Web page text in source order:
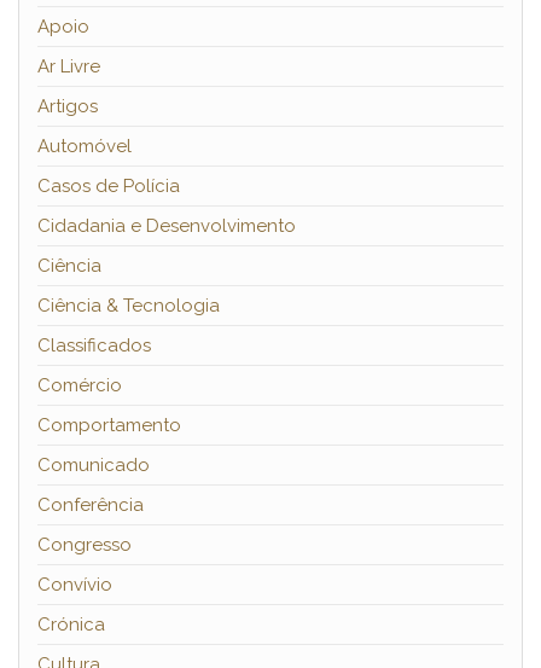
Apoio
Ar Livre
Artigos
Automóvel
Casos de Polícia
Cidadania e Desenvolvimento
Ciência
Ciência & Tecnologia
Classificados
Comércio
Comportamento
Comunicado
Conferência
Congresso
Convívio
Crónica